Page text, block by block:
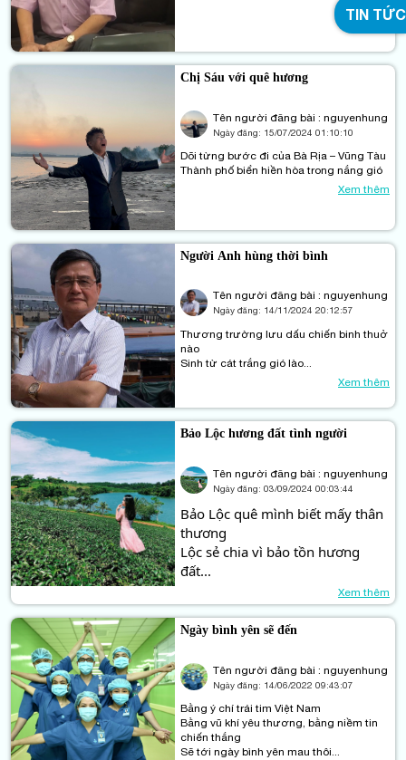
TIN TỨC
Xem thêm
Chị Sáu với quê hương
Tên người đăng bài : nguyenhung
Ngày đăng: 15/07/2024 01:10:10
Dõi từng bước đi của Bà Rịa – Vũng Tàu
Thành phố biển hiền hòa trong nắng gió
Xem thêm
Người Anh hùng thời bình
Tên người đăng bài : nguyenhung
Ngày đăng: 14/11/2024 20:12:57
Thương trường lưu dấu chiến binh thuở
nào
Sinh từ cát trắng gió lào...
Xem thêm
Bảo Lộc hương đất tình người
Tên người đăng bài : nguyenhung
Ngày đăng:03/09/2024 00:03:44
Bảo Lộc quê mình biết mấy thân
thương
Lộc sẻ chia vì bảo tồn hương
đất...
Xem thêm
Ngày bình yên sẽ đến
Tên người đăng bài : nguyenhung
Ngày đăng: 14/06/2022 09:43:07
Bằng ý chí trái tim Việt Nam
Bằng vũ khí yêu thương, bằng niềm tin
chiến thắng
Sẽ tới ngày bình yên mau thôi...